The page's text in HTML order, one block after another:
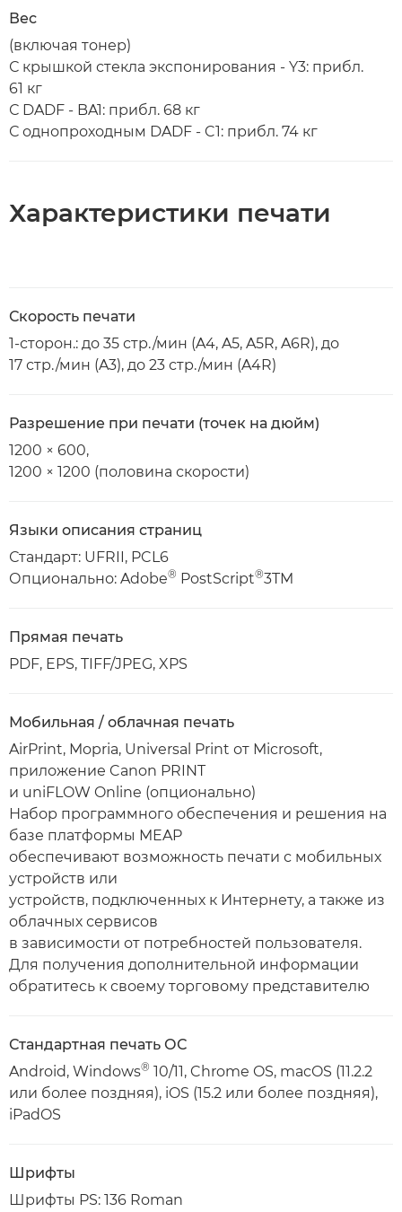
Вес
(включая тонер)
С крышкой стекла экспонирования - Y3: прибл.
61 кг
С DADF - BA1: прибл. 68 кг
С однопроходным DADF - C1: прибл. 74 кг
Характеристики печати
Скорость печати
1-сторон.: до 35 стр./мин (A4, A5, A5R, A6R), до
17 стр./мин (A3), до 23 стр./мин (A4R)
Разрешение при печати (точек на дюйм)
1200 × 600,
1200 × 1200 (половина скорости)
Языки описания страниц
Стандарт: UFRII, PCL6
Опционально: Adobe® PostScript®3TM
Прямая печать
PDF, EPS, TIFF/JPEG, XPS
Мобильная / облачная печать
AirPrint, Mopria, Universal Print от Microsoft,
приложение Canon PRINT
и uniFLOW Online (опционально)
Набор программного обеспечения и решения на
базе платформы MEAP
обеспечивают возможность печати с мобильных
устройств или
устройств, подключенных к Интернету, а также из
облачных сервисов
в зависимости от потребностей пользователя.
Для получения дополнительной информации
обратитесь к своему торговому представителю
Стандартная печать ОС
Android, Windows® 10/11, Chrome OS, macOS (11.2.2
или более поздняя), iOS (15.2 или более поздняя),
iPadOS
Шрифты
Шрифты PS: 136 Roman